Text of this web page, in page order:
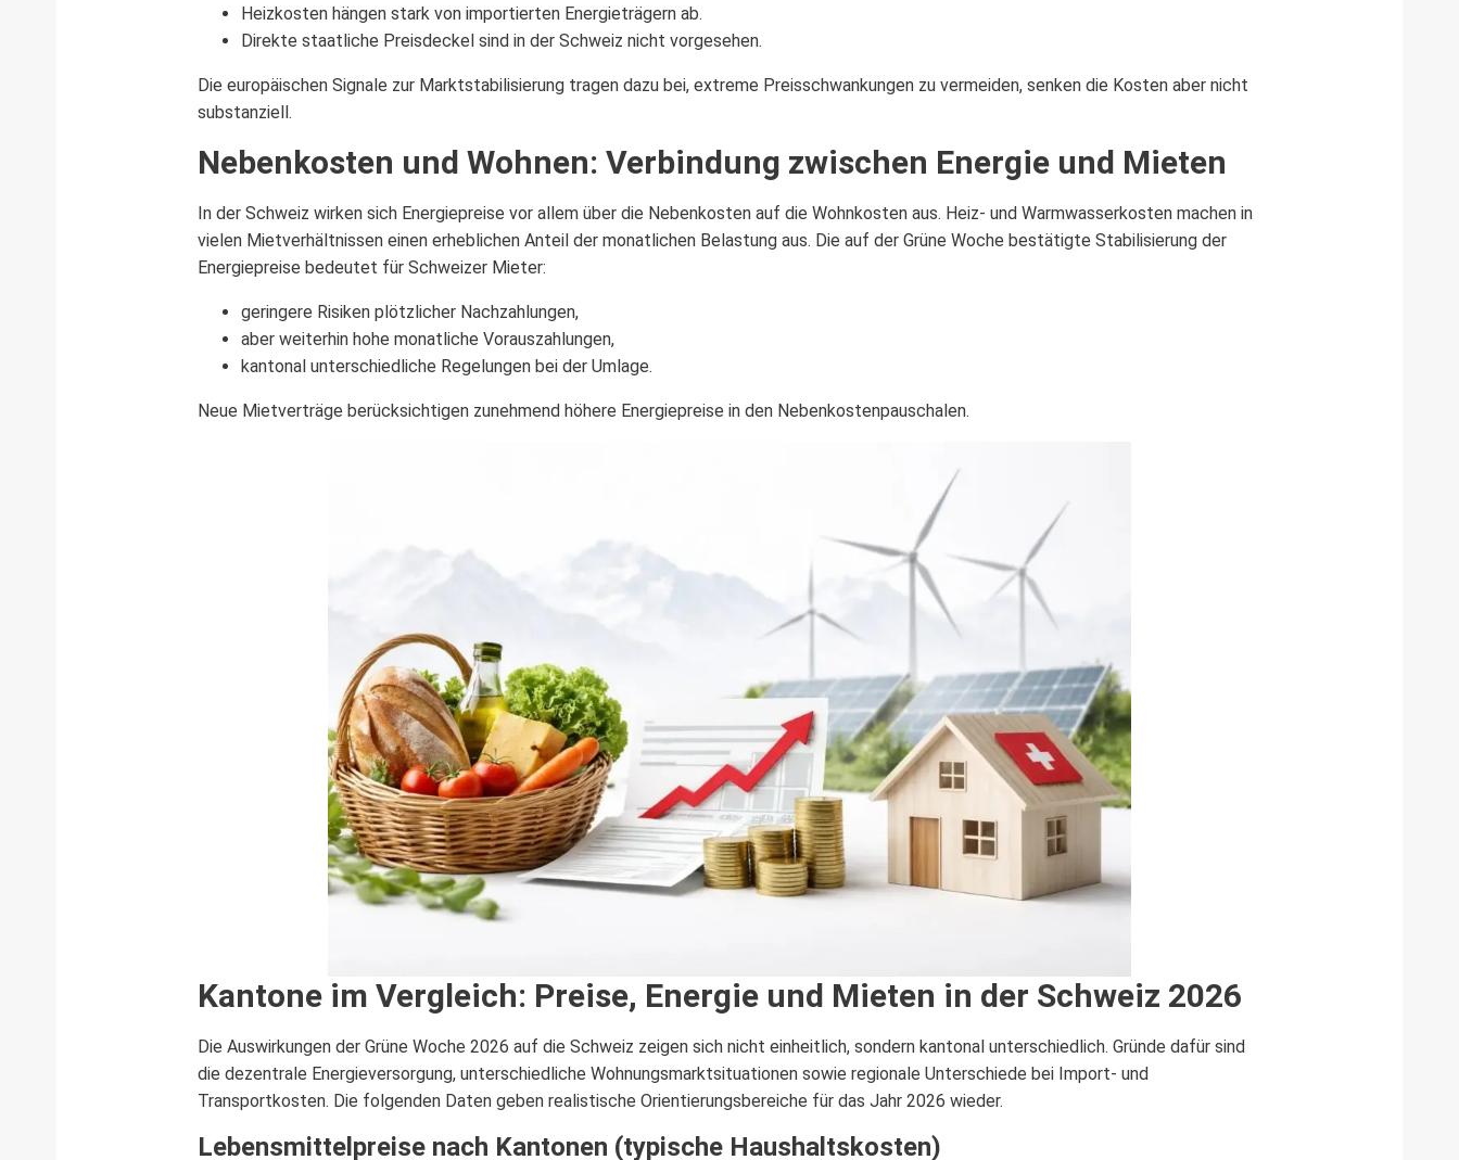
Heizkosten hängen stark von importierten Energieträgern ab.
Direkte staatliche Preisdeckel sind in der Schweiz nicht vorgesehen.
Die europäischen Signale zur Marktstabilisierung tragen dazu bei, extreme Preisschwankungen zu vermeiden, senken die Kosten aber nicht
substanziell.
Nebenkosten und Wohnen: Verbindung zwischen Energie und Mieten
In der Schweiz wirken sich Energiepreise vor allem über die Nebenkosten auf die Wohnkosten aus. Heiz- und Warmwasserkosten machen in
vielen Mietverhältnissen einen erheblichen Anteil der monatlichen Belastung aus. Die auf der Grüne Woche bestätigte Stabilisierung der
Energiepreise bedeutet für Schweizer Mieter:
geringere Risiken plötzlicher Nachzahlungen,
aber weiterhin hohe monatliche Vorauszahlungen,
kantonal unterschiedliche Regelungen bei der Umlage.
Neue Mietverträge berücksichtigen zunehmend höhere Energiepreise in den Nebenkostenpauschalen.
Kantone im Vergleich: Preise, Energie und Mieten in der Schweiz 2026
Die Auswirkungen der Grüne Woche 2026 auf die Schweiz zeigen sich nicht einheitlich, sondern kantonal unterschiedlich. Gründe dafür sind
die dezentrale Energieversorgung, unterschiedliche Wohnungsmarktsituationen sowie regionale Unterschiede bei Import- und
Transportkosten. Die folgenden Daten geben realistische Orientierungsbereiche für das Jahr 2026 wieder.
Lebensmittelpreise nach Kantonen (typische Haushaltskosten)